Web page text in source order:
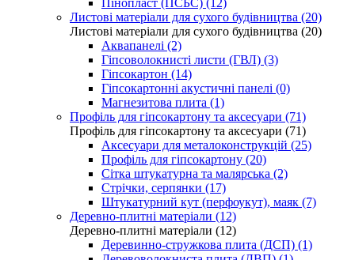
Листові матеріали для сухого будівництва (20)
Листові матеріали для сухого будівництва (20)
Аквапанелі (2)
Гіпсоволокнисті листи (ГВЛ) (3)
Гіпсокартон (14)
Гіпсокартонні акустичні панелі (0)
Магнезитова плита (1)
Профіль для гіпсокартону та аксесуари (71)
Профіль для гіпсокартону та аксесуари (71)
Аксесуари для металоконструкцій (25)
Профіль для гіпсокартону (20)
Сітка штукатурна та малярська (2)
Стрічки, серпянки (17)
Штукатурний кут (перфоукут), маяк (7)
Деревно-плитні матеріали (12)
Деревно-плитні матеріали (12)
Деревинно-стружкова плита (ДСП) (1)